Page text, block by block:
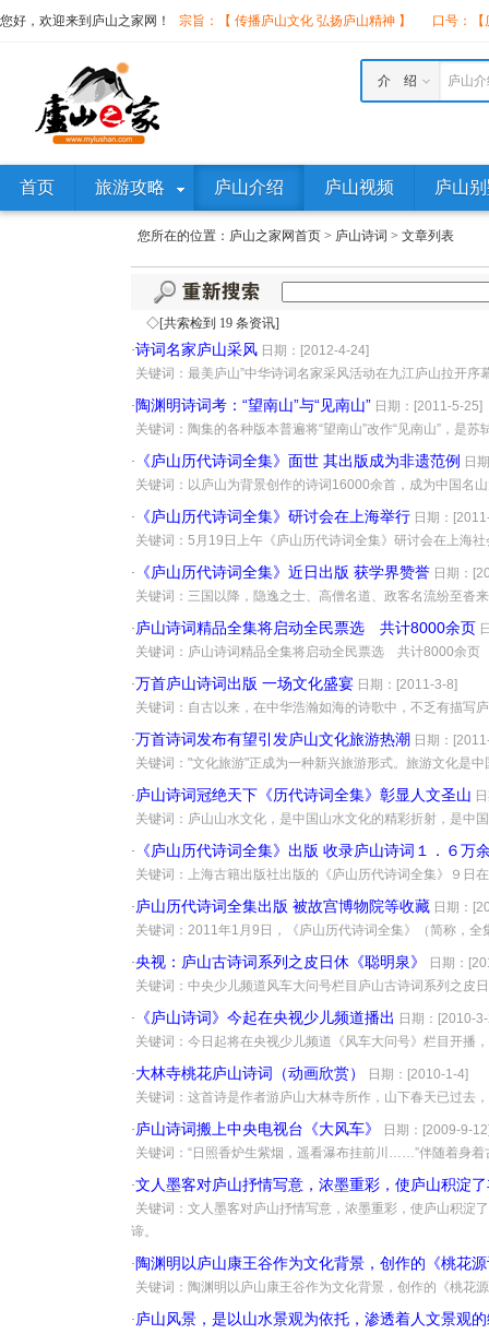
您好，欢迎来到庐山之家网！ 宗旨：【 传播庐山文化 弘扬庐山精神 】 口号：
庐山
介 绍
首页 旅游攻略 庐山介绍 庐山视频 庐山
您所在的位置： 庐山之家网首页 > 庐山诗词 > 文章列表
◇[共索检到 19 条资讯]
·诗词名家庐山采风 日期：[2012-4-24]
关键词：最美庐山”中华诗词名家采风活动在九江庐山拉开
· 陶渊明诗词考：“望南山”与“见南山” 日期：[2011-5-25]
关键词：陶集的各种版本普遍将“望南山”改作“见南山”，是
· 《庐山历代诗词全集》面世 其出版成为非遗范例
日
关键词：以庐山为背景创作的诗词16000余首，成为中国名
· 《庐山历代诗词全集》研讨会在上海举行 日期：
关键词：5月19日上午《庐山历代诗词全集》研讨会在上海
· 《庐山历代诗词全集》近日出版 获学界赞誉 日期：
关键词：三国以降，隐逸之士、高僧名道、政客名流纷至沓
· 庐山诗词精品全集将启动全民票选 共计8000余页
关键词：庐山诗词精品全集将启动全民票选 共计8000余页
·万首庐山诗词出版 一场文化盛宴 日期：[2011-3-8]
关键词：自古以来，在中华浩瀚如海的诗歌中，不乏有描写
·万首诗词发布有望引发庐山文化旅游热潮 日期：
关键词："文化旅游"正成为一种新兴旅游形式。旅游文化是
· 庐山诗词冠绝天下《历代诗词全集》彰显人文圣山
关键词：庐山山水文化，是中国山水文化的精彩折射，是中
· 《庐山历代诗词全集》出版 收录庐山诗词１．６万
关键词：上海古籍出版社出版的《庐山历代诗词全集》９日
· 庐山历代诗词全集出版 被故宫博物院等收藏 日期：
关键词：2011年1月9日，《庐山历代诗词全集》（简称，
·央视：庐山古诗词系列之皮日休《聪明泉》
日期：
关键词：中央少儿频道风车大问号栏目庐山古诗词系列之皮
· 《庐山诗词》今起在央视少儿频道播出 日期：[2010-
关键词：今日起将在央视少儿频道《风车大问号》栏目开播
·大林寺桃花庐山诗词（动画欣赏）
日期：[2010-1-4]
关键词：这首诗是作者游庐山大林寺所作，山下春天已过去
· 庐山诗词搬上中央电视台《大风车》
日期：[2009-9-
关键词：“日照香炉生紫烟，遥看瀑布挂前川……”伴随着身
·文人墨客对庐山抒情写意，浓墨重彩，使庐山积淀
关键词：文人墨客对庐山抒情写意，浓墨重彩，使庐山积淀
谛。
· 陶渊明以庐山康王谷作为文化背景，创作的《桃花
关键词：陶渊明以庐山康王谷作为文化背景，创作的《桃花
· 庐山风景，是以山水景观为依托，渗透着人文景观